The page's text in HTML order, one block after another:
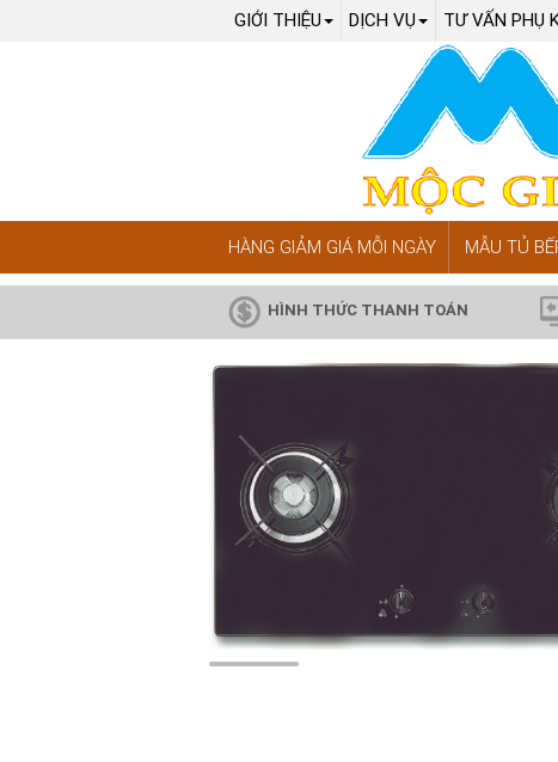
GIỚI THIỆU DỊCH VỤ TƯ VẤN PHỤ
HÀNG GIẢM GIÁ MỖI NGÀY MẪU TỦ
HÌNH THỨC THANH TOÁN